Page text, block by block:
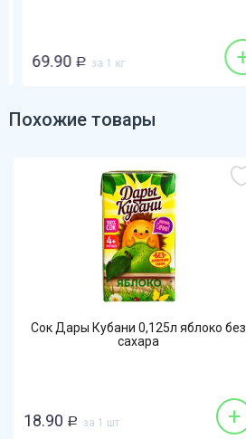
69.90 Р за 1 кг +
Похожие товары
Сок Дары Кубани 0,125л яблоко без
сахара
18.90 Р за 1 шт +